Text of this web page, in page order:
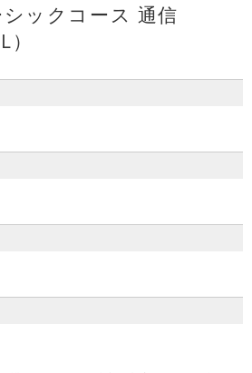
ックコース 通信